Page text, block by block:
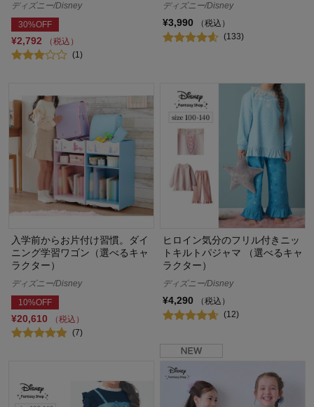
ディズニー/Disney
30%OFF
¥2,792
（税込）
(1)
ディズニー/Disney
¥3,990
（税込）
(133)
入学前からお片付け習慣。ダイ
ニング学習ワゴン（選べるキャ
ラクター）
ディズニー/Disney
10%OFF
¥20,610
（税込）
(7)
ヒロイン気分のフリル付きニッ
トキルトパジャマ （選べるキャ
ラクター）
ディズニー/Disney
¥4,290
（税込）
(12)